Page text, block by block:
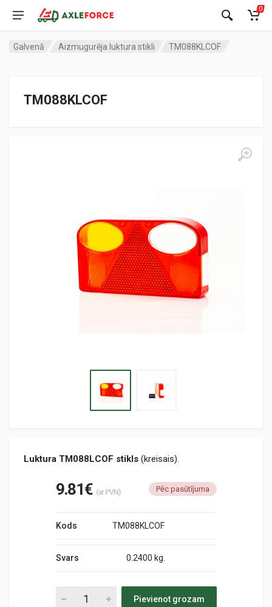
0
Galvenā Aizmugurēja luktura stikli TM088KLCOF
TM088KLCOF
Luktura TM088LCOF stikls (kreisais).
9.81€ (ar PVN) Pēc pasūtījuma
Kods TM088KLCOF
Svars 0.2400 kg.
Pievienot grozam